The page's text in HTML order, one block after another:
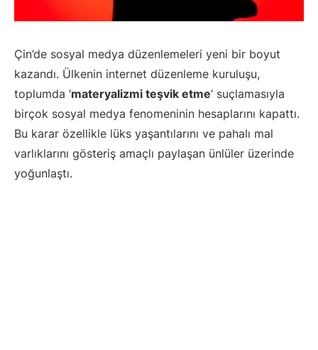
Çin’de sosyal medya düzenlemeleri yeni bir boyut
kazandı. Ülkenin internet düzenleme kuruluşu,
toplumda ‘materyalizmi teşvik etme‘ suçlamasıyla
birçok sosyal medya fenomeninin hesaplarını kapattı.
Bu karar özellikle lüks yaşantılarını ve pahalı mal
varlıklarını gösteriş amaçlı paylaşan ünlüler üzerinde
yoğunlaştı.